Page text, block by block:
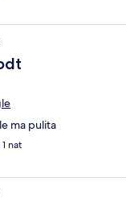
ma pulita
nat